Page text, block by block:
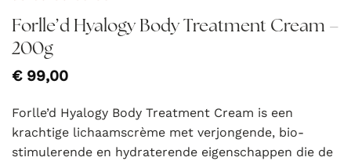
Forlle’d Hyalogy Body Treatment Cream –
200g
€99,00
Forlle’d Hyalogy Body Treatment Cream is een
krachtige lichaamscrème met verjongende, bio-
stimulerende en hydraterende eigenschappen die de